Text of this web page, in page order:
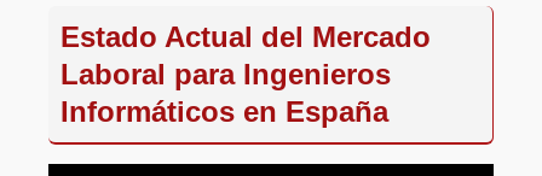
Estado Actual del Mercado
Laboral para Ingenieros
Informáticos en España